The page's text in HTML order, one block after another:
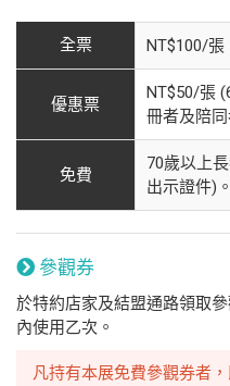
全票 NT$100/張
優惠票
NT$50/張
冊者及陪
免費
70歲以上
出示證件)。
參觀券
於特約店家及結盟通路領取
內使用乙次。
凡持有本展免費參觀券者